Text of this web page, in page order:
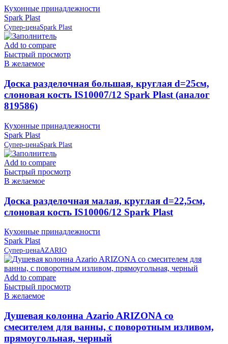
Кухонные принадлежности
Spark Plast
Супер-ценаSpark Plast
Add to compare
Быстрый просмотр
В желаемое
Доска разделочная большая, круглая d=25см,
слоновая кость IS10007/12 Spark Plast (аналог
819586)
Кухонные принадлежности
Spark Plast
Супер-ценаSpark Plast
Add to compare
Быстрый просмотр
В желаемое
Доска разделочная малая, круглая d=22,5см,
слоновая кость IS10006/12 Spark Plast
Кухонные принадлежности
Spark Plast
Супер-ценаAZARIO
Add to compare
Быстрый просмотр
В желаемое
Душевая колонна Azario ARIZONA со
смесителем для ванны, с поворотным изливом,
прямоугольная, черный